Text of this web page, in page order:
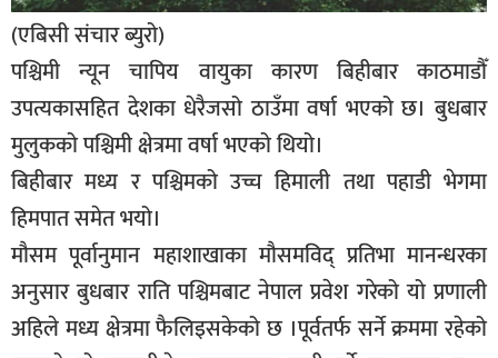
अचम्म
दुनिया
बिचार
कुराकानी
जीवनशैली
साहित्य
सूचना-
प्रवधि
(एबिसी संचार ब्युरो)
पश्चिमी न्यून चापिय वायुका कारण बिहीबार काठमाडौँ
उपत्यकासहित देशका धेरैजसो ठाउँमा वर्षा भएको छ। बुधबार
मुलुकको पश्चिमी क्षेत्रमा वर्षा भएको थियो।
बिहीबार मध्य र पश्चिमको उच्च हिमाली तथा पहाडी भेगमा
हिमपात समेत भयो।
मौसम पूर्वानुमान महाशाखाका मौसमविद् प्रतिभा मानन्धरका
अनुसार बुधबार राति पश्चिमबाट नेपाल प्रवेश गरेको यो प्रणाली
अहिले मध्य क्षेत्रमा फैलिइसकेको छ ।पूर्वतर्फ सर्ने क्रममा रहेको